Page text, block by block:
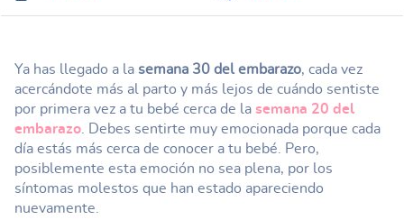
Ya has llegado a la semana 30 del embarazo, cada vez
acercándote más al parto y más lejos de cuándo sentiste
por primera vez a tu bebé cerca de la semana 20 del
embarazo . Debes sentirte muy emocionada porque cada
día estás más cerca de conocer a tu bebé. Pero,
posiblemente esta emoción no sea plena, por los
síntomas molestos que han estado apareciendo
nuevamente.